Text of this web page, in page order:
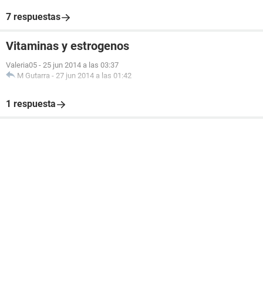
7 respuestas
Vitaminas y estrogenos
Valeria05 - 25 jun 2014 a las 03:37
M Gutarra - 27 jun 2014 a las 01:42
1 respuesta